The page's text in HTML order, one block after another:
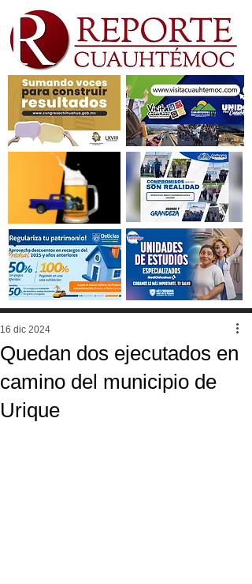
Quedan dos ejecutados en
camino del municipio de
Urique
16 dic 2024